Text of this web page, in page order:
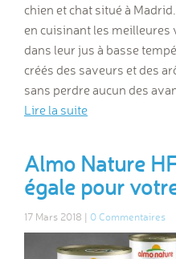
chien et chat situé à
en cuisinant les
dans leur jus à basse
créés des saveurs et des
sans perdre aucun des
Lire la suite
Almo Nature
égale pour
17 Mars 2018 | 0 Commentaires